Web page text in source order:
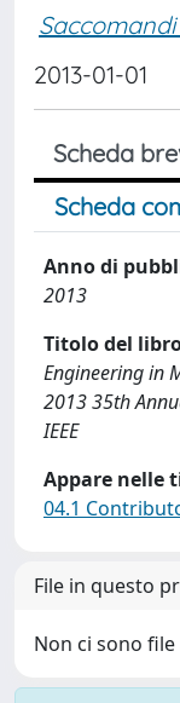
Saccomandi
2013-01-01
Scheda
Scheda
Anno di
2013
Titolo del
Engineering in
2013 35th
IEEE
Appare nelle
04.1
File in questo
Non ci sono